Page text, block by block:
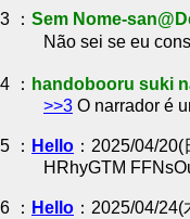
3 ： Sem Nome-
Não sei se eu
4 ： handobooru suki
>>3 O narrador é
5 ： Hello ：2025/04/
HRhyGTM
6 ： Hello ：2025/04/